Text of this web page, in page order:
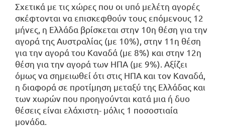
Σχετικά με τις χώρες που οι υπό μελέτη αγορές
σκέφτονται να επισκεφθούν τους επόμενους 12
μήνες, η Ελλάδα βρίσκεται στην 10η θέση για την
αγορά της Αυστραλίας (με 10%), στην 11η θέση
για την αγορά του Καναδά (με 8%) και στην 12η
θέση για την αγορά των ΗΠΑ (με 9%). Αξίζει
όμως να σημειωθεί ότι στις ΗΠΑ και τον Καναδά,
η διαφορά σε προτίμηση μεταξύ της Ελλάδας και
των χωρών που προηγούνται κατά μια ή δυο
θέσεις είναι ελάχιστη- μόλις 1 ποσοστιαία
μονάδα.